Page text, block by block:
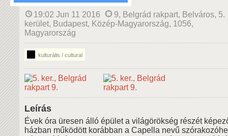
19:02 Jun 11 2016
9, Belgrád rakpart, Belváros, 5.
kerület, Budapest, Közép-Magyarország, 1056,
Magyarország
kulturális / cultural
Leírás
Évek óra üresen álló épület a világörökség részét
házban működött korábban a Capella nevű